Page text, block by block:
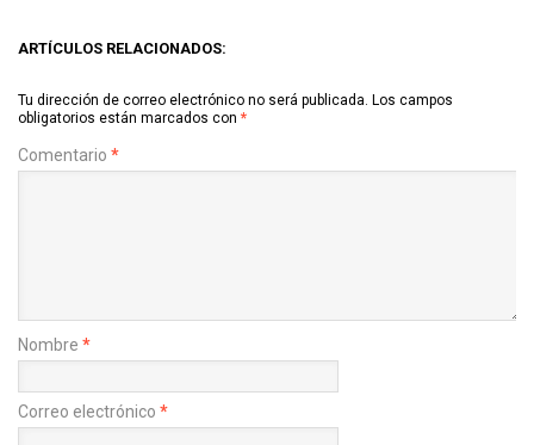
ARTÍCULOS RELACIONADOS:
Tu dirección de correo electrónico no será publicada. Los campos
obligatorios están marcados con *
Comentario *
Nombre *
Correo electrónico *